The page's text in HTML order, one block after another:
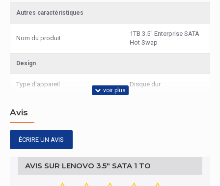
Autres caractéristiques
Nom du produit
1TB 3.5" Enterprise SATA
Hot Swap
Design
Type d'appareil Disque dur
Avis
ÉCRIRE UN AVIS
AVIS SUR LENOVO 3.5" SATA 1 TO